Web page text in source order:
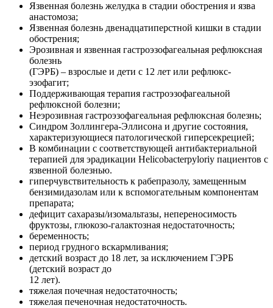
Язвенная болезнь желудка в стадии обострения и язва
анастомоза;
Язвенная болезнь двенадцатиперстной кишки в стадии
обострения;
Эрозивная и язвенная гастроэзофагеальная рефлюксная
болезнь
(ГЭРБ) – взрослые и дети с 12 лет или рефлюкс-
эзофагит;
Поддерживающая терапия гастроэзофагеальной
рефлюксной болезни;
Неэрозивная гастроэзофагеальная рефлюксная болезнь;
Синдром Золлингера-Эллисона и другие состояния,
характеризующиеся патологической гиперсекрецией;
В комбинации с соответствующей антибактериальной
терапией для эрадикации Helicobacterpyloriу пациентов с
язвенной болезнью.
гиперчувствительность к рабепразолу, замещенным
бензимидазолам или к вспомогательным компонентам
препарата;
дефицит сахаразы/изомальтазы, непереносимость
фруктозы, глюкозо-галактозная недостаточность;
беременность;
период грудного вскармливания;
детский возраст до 18 лет, за исключением ГЭРБ
(детский возраст до
12 лет).
тяжелая почечная недостаточность;
тяжелая печеночная недостаточность.